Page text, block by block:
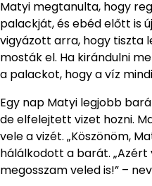
Matyi megtanulta, hogy
palackját, és ebéd előtt is
vigyázott arra, hogy tiszta
mosták el. Ha kirándulni
a palackot, hogy a víz
Egy nap Matyi legjobb
de elfelejtett vizet hozni.
vele a vizét. „Köszönöm,
hálálkodott a barát.
megosszam veled is!” –